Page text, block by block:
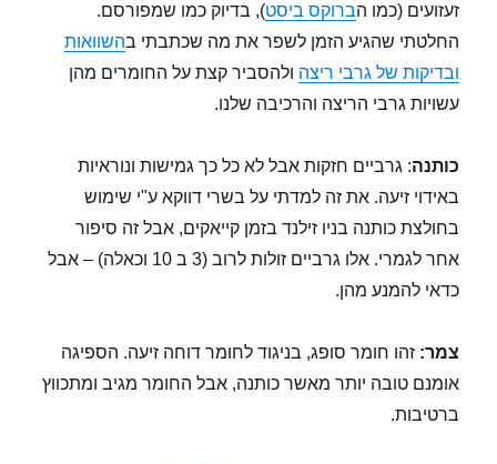
זעזועים (כמו הברוקס ביסט), בדיוק כמו שמפורסם.
החלטתי שהגיע הזמן לשפר את מה שכתבתי בהשוואות
ובדיקות של גרבי ריצה ולהסביר קצת על החומרים מהן
עשויות גרבי הריצה והרכיבה שלנו.
כותנה: גרביים חזקות אבל לא כל כך גמישות ונוראיות
באידוי זיעה. את זה למדתי על בשרי דווקא ע"י שימוש
בחולצת כותנה בניו זילנד בזמן קייאקים, אבל זה סיפור
אחר לגמרי. אלו גרביים זולות לרוב (3 ב 10 וכאלה) – אבל
כדאי להמנע מהן.
צמר:זהו חומר סופג, בניגוד לחומר דוחה זיעה. הספיגה
אומנם טובה יותר מאשר כותנה, אבל החומר מגיב ומתכווץ
ברטיבות.